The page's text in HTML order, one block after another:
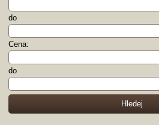
do
Cena:
do